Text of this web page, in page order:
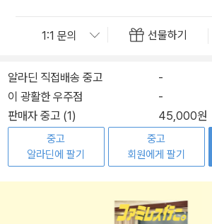
선물하기
알라딘 직접배송 중고
-
이 광활한 우주점
-
판매자 중고 (1)
45,000원
중고
알라딘에 팔기
중고
회원에게 팔기